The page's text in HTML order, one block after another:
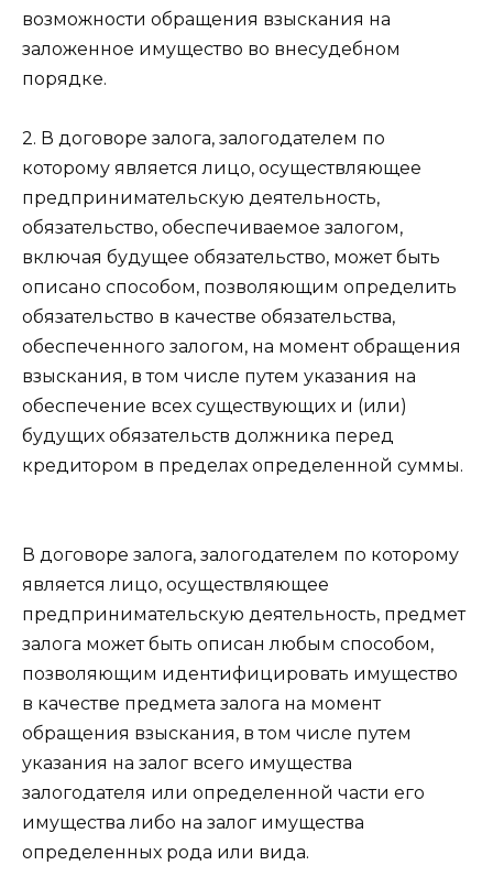
возможности обращения взыскания на
заложенное имущество во внесудебном
порядке.
2. В договоре залога, залогодателем по
которому является лицо, осуществляющее
предпринимательскую деятельность,
обязательство, обеспечиваемое залогом,
включая будущее обязательство, может быть
описано способом, позволяющим определить
обязательство в качестве обязательства,
обеспеченного залогом, на момент обращения
взыскания, в том числе путем указания на
обеспечение всех существующих и (или)
будущих обязательств должника перед
кредитором в пределах определенной суммы.
В договоре залога, залогодателем по которому
является лицо, осуществляющее
предпринимательскую деятельность, предмет
залога может быть описан любым способом,
позволяющим идентифицировать имущество
в качестве предмета залога на момент
обращения взыскания, в том числе путем
указания на залог всего имущества
залогодателя или определенной части его
имущества либо на залог имущества
определенных рода или вида.